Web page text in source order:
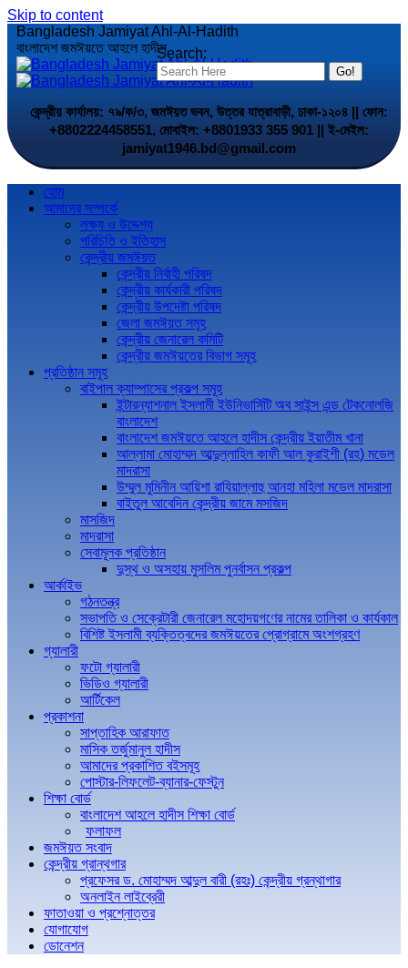
Skip to content
Search:
Bangladesh Jamiyat Ahl-Al-Hadith
বাংলাদেশ জমঈয়তে আহলে হাদীস
কেন্দ্রীয় কার্যালয়: ৭৯/ক/৩, জমঈয়ত ভবন, উত্তর যাত্রাবাড়ী, ঢাকা-১২০৪ || ফোন:
+8802224458551, মোবাইল: +8801933 355 901 || ই-মেইল:
jamiyat1946.bd@gmail.com
হোম
আমাদের সম্পর্কে
লক্ষ্য ও উদ্দেশ্য
পরিচিতি ও ইতিহাস
কেন্দ্রীয় জমঈয়ত
কেন্দ্রীয় নির্বাহী পরিষদ
কেন্দ্রীয় কার্যকারী পরিষদ
কেন্দ্রীয় উপদেষ্টা পরিষদ
জেলা জমঈয়ত সমূহ
কেন্দ্রীয় জেনারেল কমিটি
কেন্দ্রীয় জমঈয়তের বিভাগ সমূহ
প্রতিষ্ঠান সমূহ
বাইপাল ক্যাম্পাসের প্রকল্প সমূহ
ইন্টারন্যাশনাল ইসলামী ইউনিভার্সিটি অব সাইন্স এন্ড টেকনোলজি
বাংলাদেশ
বাংলাদেশ জমঈয়তে আহলে হাদীস কেন্দ্রীয় ইয়াতীম খানা
আল্লামা মোহাম্মদ আব্দুল্লাহিল কাফী আল কুরাইশী (রহ) মডেল
মাদরাসা
উম্মুল মুমিনীন আয়িশা রাযিয়াল্লাহু আনহা মহিলা মডেল মাদরাসা
বাইতুল আবেদিন কেন্দ্রীয় জামে মসজিদ
মাসজিদ
মাদরাসা
সেবামূলক প্রতিষ্ঠান
দুস্থ ও অসহায় মুসলিম পুনর্বাসন প্রকল্প
আর্কাইভ
গঠনতন্ত্র
সভাপতি ও সেক্রেটারী জেনারেল মহোদয়গণের নামের তালিকা ও কার্যকাল
বিশিষ্ট ইসলামী ব্যক্তিত্বদের জমঈয়তের প্রোগ্রামে অংশগ্রহণ
গ্যালারী
ফটো গ্যালারী
ভিডিও গ্যালারী
আর্টিকেল
প্রকাশনা
সাপ্তাহিক আরাফাত
মাসিক তর্জুমানুল হাদীস
আমাদের প্রকাশিত বইসমূহ
পোস্টার-লিফলেট-ব্যানার-ফেস্টুন
শিক্ষা বোর্ড
বাংলাদেশ আহলে হাদীস শিক্ষা বোর্ড
ফলাফল
জমঈয়ত সংবাদ
কেন্দ্রীয় গ্রান্থগার
প্রফেসর ড. মোহাম্মদ আব্দুল বারী (রহঃ) কেন্দ্রীয় গ্রন্থাগার
অনলাইন লাইব্রেরী
ফাতাওয়া ও প্রশ্নোত্তর
যোগাযোগ
ডোনেশন